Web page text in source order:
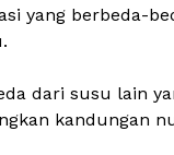
yang berbeda-
dari susu lain
kandungan